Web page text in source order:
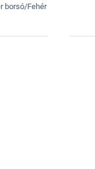
borsó/Fehér